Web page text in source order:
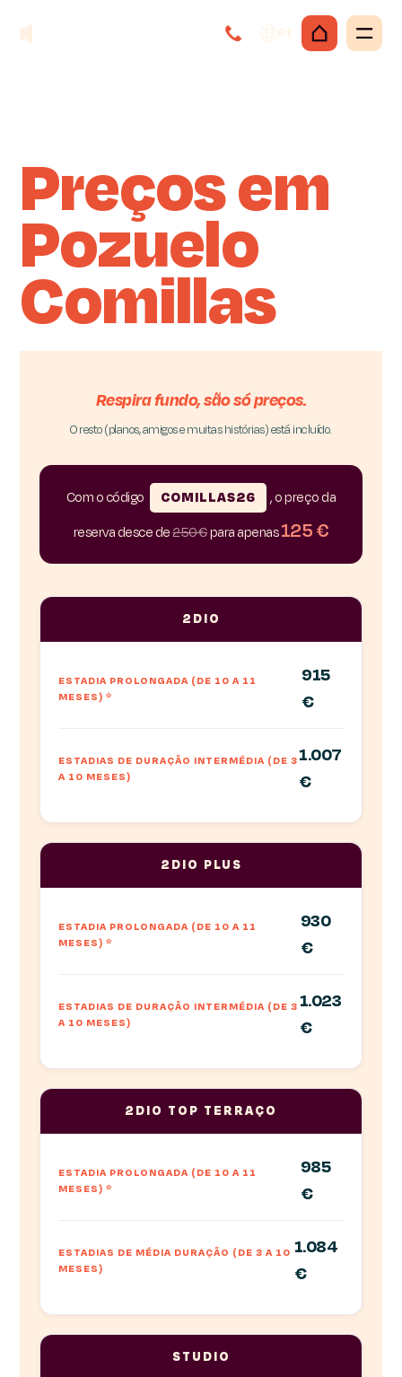
Pt
Preços em
Pozuelo
Comillas
Respira fundo, são só preços.
O resto (planos, amigos e muitas histórias) está incluído.
Com o código COMILLAS26
, o preço da
reserva desce de250 €para apenas125 €
2DIO
ESTADIA PROLONGADA (DE 10 A 11
MESES)*
915
€
ESTADIAS DE DURAÇÃO INTERMÉDIA (DE 3
A 10 MESES)
1.007
€
2DIO PLUS
ESTADIA PROLONGADA (DE 10 A 11
MESES)*
930
€
ESTADIAS DE DURAÇÃO INTERMÉDIA (DE 3
A 10 MESES)
1.023
€
2DIO TOP TERRAÇO
ESTADIA PROLONGADA (DE 10 A 11
MESES)*
985
€
ESTADIAS DE MÉDIA DURAÇÃO (DE 3 A 10
MESES)
1.084
€
STUDIO